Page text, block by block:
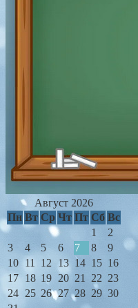
Август 2026
Пн Вт Ср Чт Пт Сб Вс
1
2
3
4 5 6 7 8
9
10 11 12 13 14 15 16
17 18 19 20 21 22 23
24 25 26 27 28 29 30